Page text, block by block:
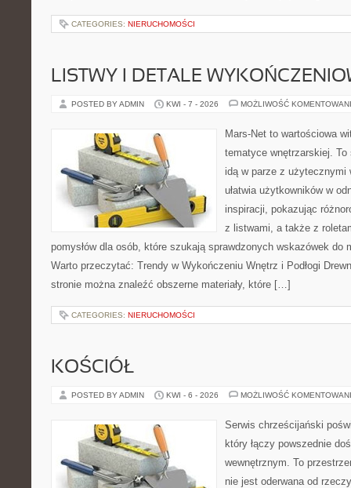
CATEGORIES: NIERUCHOMOŚCI
LISTWY I DETALE
POSTED BY ADMIN KWI - 7 - 2026 MOŻLIWOŚĆ
Mars-Net to wartościowa
tematyce wnętrzarskiej.
idą w parze z użytecznymi
ułatwia użytkowników w
inspiracji, pokazując
z listwami, a także z
pomysłów dla osób, które szukają sprawdzonych wskazówek do
Warto przeczytać: Trendy w Wykończeniu Wnętrz i Podłogi
stronie można znaleźć obszerne materiały, które […]
CATEGORIES: NIERUCHOMOŚCI
KOŚCIÓŁ
POSTED BY ADMIN KWI - 6 - 2026 MOŻLIWOŚĆ
Serwis chrześcijański
który łączy powszednie
wewnętrznym. To
nie jest oderwana od